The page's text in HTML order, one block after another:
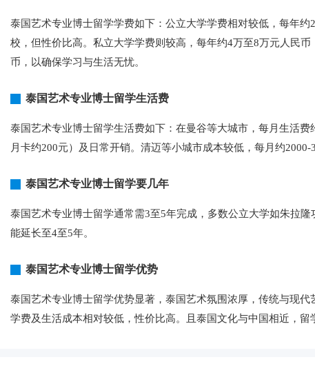
泰国艺术专业博士留学学费如下：公立大学学费相对较低，每年
校，但性价比高。私立大学学费则较高，每年约4万至8万元人民
币，以确保学习与生活无忧。
泰国艺术专业博士留学生活费
泰国艺术专业博士留学生活费如下：在曼谷等大城市，每月生活
月卡约200元）及日常开销。清迈等小城市成本较低，每月约
泰国艺术专业博士留学要几年
泰国艺术专业博士留学通常需3至5年完成，多数公立大学如朱拉
能延长至4至5年。
泰国艺术专业博士留学优势
泰国艺术专业博士留学优势显著，泰国艺术氛围浓厚，传统与现
学费及生活成本相对较低，性价比高。且泰国文化与中国相近，